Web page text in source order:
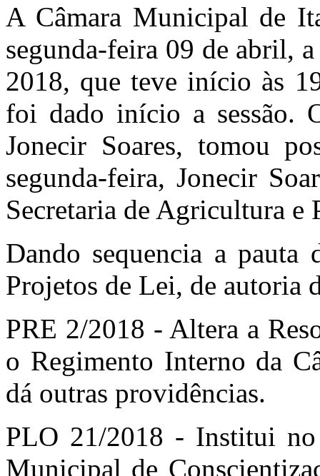
A Câmara Municipal de
segunda-feira 09 de abril,
2018, que teve início às
foi dado início a sessão.
Jonecir Soares, tomou
segunda-feira, Jonecir
Secretaria de Agricultura e
Dando sequencia a pauta
Projetos de Lei, de autoria
PRE 2/2018 - Altera a
o Regimento Interno da
dá outras providências.
PLO 21/2018 - Institui
Municipal de